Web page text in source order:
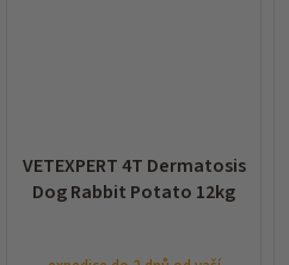
VETEXPERT 4T Dermatosis
Dog Rabbit Potato 12kg